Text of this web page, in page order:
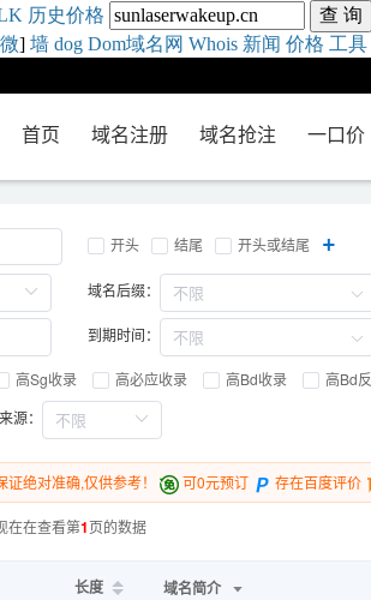
历史价格
微] 墙 dog Dom域名网 Whois 新闻 价格 工具